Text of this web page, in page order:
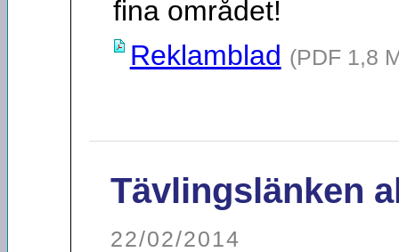
fina området!
Reklamblad (PDF 1,8
Tävlingslänken
22/02/2014